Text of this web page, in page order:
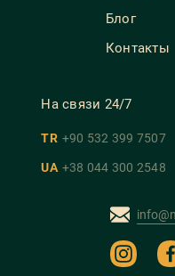
Блог
Контакты
На связи 24/7
TR +90 532 399 7507
UA +38 044 300 2548